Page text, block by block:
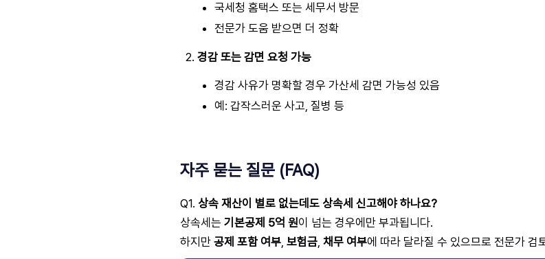
국세청 홈택스 또는 세무서 방문
전문가 도움 받으면 더 정확
경감 또는 감면 요청 가능
경감 사유가 명확할 경우 가산세 감면 가능성 있음
예: 갑작스러운 사고, 질병 등
자주 묻는 질문 (FAQ)
Q1. 상속 재산이 별로 없는데도 상속세 신고해야 하나요?
상속세는 기본공제 5억 원이 넘는 경우에만 부과됩니다.
하지만 공제 포함 여부, 보험금, 채무 여부에 따라 달라질 수 있으므로 전문가 검